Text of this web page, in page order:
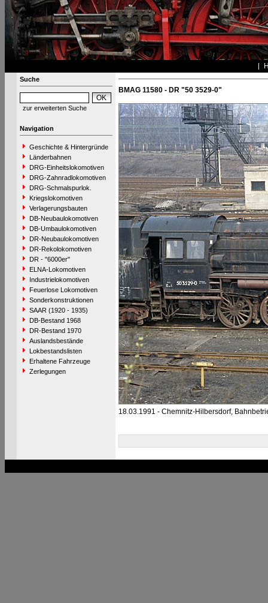
Suche
zur erweiterten Suche
Navigation
Geschichte & Hintergründe
Länderbahnen
DRG-Einheitslokomotiven
DRG-Zahnradlokomotiven
DRG-Schmalspurlok.
Kriegslokomotiven
Verlagerungsbauten
DB-Neubaulokomotiven
DB-Umbaulokomotiven
DR-Neubaulokomotiven
DR-Rekolokomotiven
DR - "6000er"
ELNA-Lokomotiven
Industrielokomotiven
Feuerlose Lokomotiven
Sonderkonstruktionen
SAAR (1920 - 1935)
DB-Bestand 1968
DR-Bestand 1970
Auslandsbestände
Lokbestandslisten
Erhaltene Fahrzeuge
Zerlegungen
BMAG 11580 - DR "50 3529-0"
18.03.1991 - Chemnitz-Hilbersdorf,